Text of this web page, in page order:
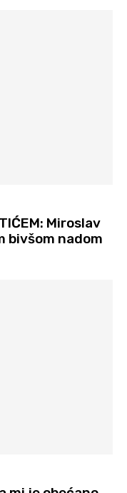
Miroslav
bivšom nadom